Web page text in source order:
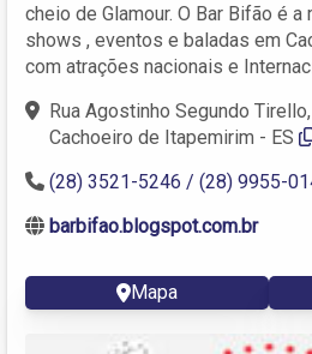
cheio de Glamour. O Bar Bifão é
shows , eventos e baladas em
com atrações nacionais e
Rua Agostinho Segundo
Cachoeiro de Itapemirim - ES
(28) 3521-5246 / (28) 9955-
barbifao.blogspot.com.br
Mapa